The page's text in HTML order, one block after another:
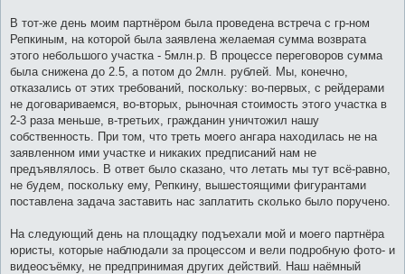
В тот-же день моим партнёром была проведена встреча с гр-ном
Репкиным, на которой была заявлена желаемая сумма возврата
этого небольшого участка - 5млн.р. В процессе переговоров сумма
была снижена до 2.5, а потом до 2млн. рублей. Мы, конечно,
отказались от этих требований, поскольку: во-первых, с рейдерами
не договариваемся, во-вторых, рыночная стоимость этого участка в
2-3 раза меньше, в-третьих, гражданин уничтожил нашу
собственность. При том, что треть моего ангара находилась не на
заявленном ими участке и никаких предписаний нам не
предъявлялось. В ответ было сказано, что летать мы тут всё-равно,
не будем, поскольку ему, Репкину, вышестоящими фигурантами
поставлена задача заставить нас заплатить сколько было поручено.
На следующий день на площадку подъехали мой и моего партнёра
юристы, которые наблюдали за процессом и вели подробную фото- и
видеосъёмку, не предпринимая других действий. Наш наёмный